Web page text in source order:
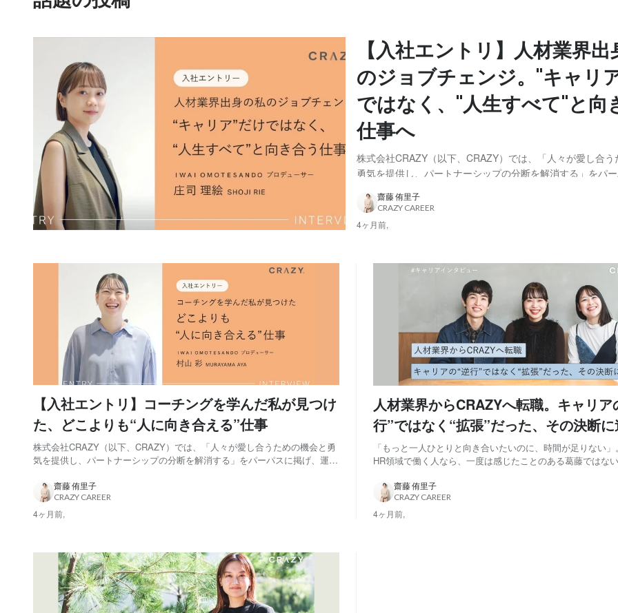
【入社エントリ】人材業界
のジョブチェンジ。"キャリ
ではなく、"人生すべて"と向
仕事へ
株式会社CRAZY（以下、CRAZY）では、「人々が愛し合
勇気を提供し、パートナーシップの分断を解消する」をパ
OMOTESANDO（以下、IWAI）。結婚式をはじめとする、
いの機会を提供する場です。 今回ス...
齋藤 侑里子
CRAZY CAREER
4ヶ月前,
【入社エントリ】コーチングを学んだ私が見つけ
た、どこよりも“人に向き合える”仕事
株式会社CRAZY（以下、CRAZY）では、「人々が愛し合うための機会と勇
気を提供し、パートナーシップの分断を解消する」をパーパスに掲げ、運営
OMOTESANDO（以下、IWAI）。結婚式をはじめとする、さまざまなお祝
いの機会を提供する場です。 今回ス...
齋藤 侑里子
CRAZY CAREER
4ヶ月前,
人材業界からCRAZYへ転職。キャリア
行”ではなく“拡張”だった、その決断
「もっと一人ひとりと向き合いたいのに、時間が足りない
HR領域で働く人なら、一度は感じたことのある葛藤ではな
くありません。人材業界でキャリアアドバイザーをしてい
HR SaaS企業でカスタマーサクセスを...
齋藤 侑里子
CRAZY CAREER
4ヶ月前,